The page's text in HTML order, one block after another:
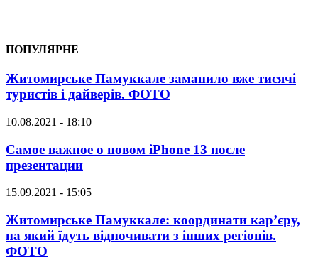
ПОПУЛЯРНЕ
Житомирське Памуккале заманило вже тисячі
туристів і дайверів. ФОТО
10.08.2021 - 18:10
Самое важное о новом iPhone 13 после
презентации
15.09.2021 - 15:05
Житомирське Памуккале: координати кар’єру,
на який їдуть відпочивати з інших регіонів.
ФОТО